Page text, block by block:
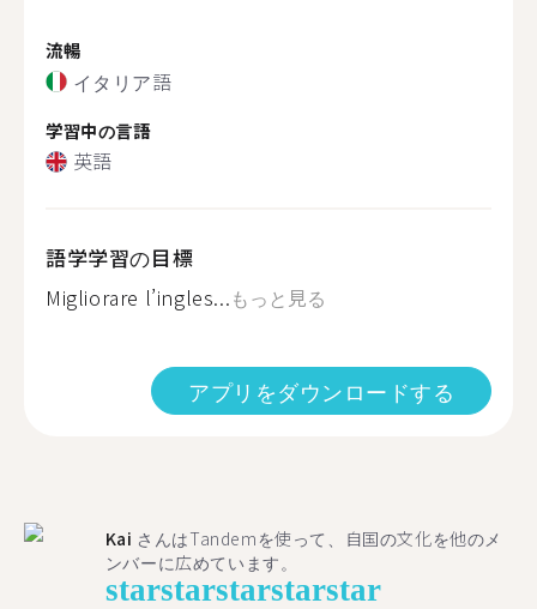
流暢
イタリア語
学習中の言語
英語
語学学習の目標
Migliorare l’ingles...もっと見る
アプリをダウンロードする
Kai さんはTandemを使って、自国の文化を他のメ
ンバーに広めています。
starstarstarstarstar